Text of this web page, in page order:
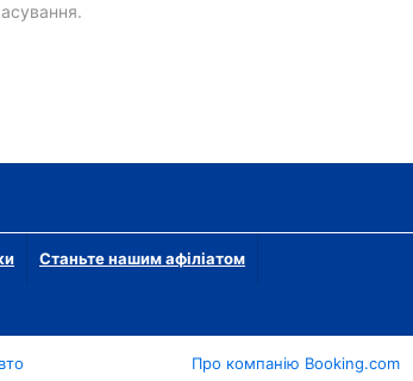
Станьте нашим афіліатом
Про компанію Booking.com